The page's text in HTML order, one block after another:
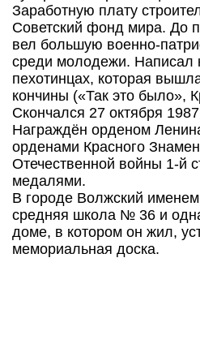
Заработную плату
Советский фонд мира. До
вел большую военно-
среди молодежи. Написал
пехотинцах, которая
кончины («Так это было»,
Скончался 27 октября
Награждён орденом
орденами Красного
Отечественной войны 1-й
медалями.
В городе Волжский
средняя школа № 36 и
доме, в котором он жил,
мемориальная доска.